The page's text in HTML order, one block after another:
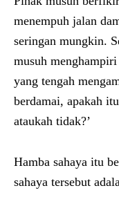
menempuh jalan
seringan mungkin.
musuh
yang tengah
berdamai, apakah
ataukah tidak?’
Hamba sahaya itu
sahaya tersebut